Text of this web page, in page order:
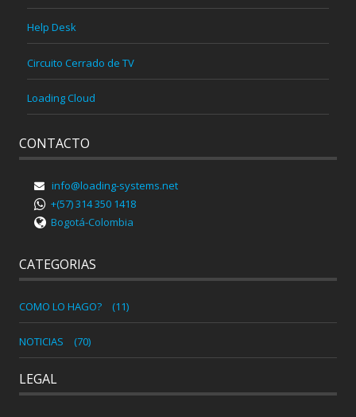
Help Desk
Circuito Cerrado de TV
Loading Cloud
CONTACTO
info@loading-systems.net
+(57) 314 350 1418
Bogotá-Colombia
CATEGORIAS
COMO LO HAGO? (11)
NOTICIAS (70)
LEGAL